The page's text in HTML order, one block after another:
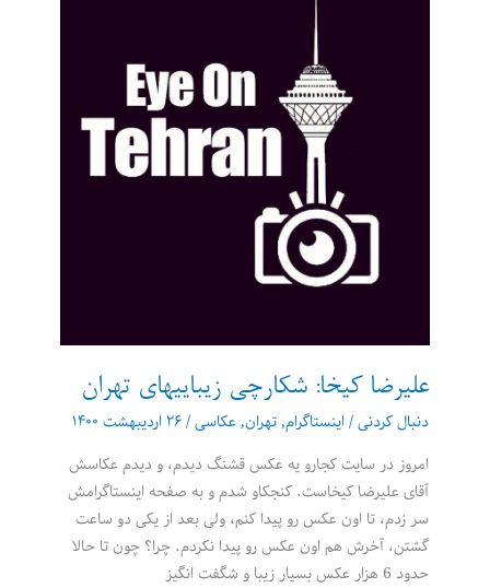
علیرضا کیخا: شکارچی زیباییهای تهران
دنبال کردنی/اینستاگرام,تهران, عکاسی/۲۶ اردیبهشت ۱۴۰۰
امروز در سایت کجارو یه عکس قشنگ دیدم، و دیدم عکاسش
آقای علیرضا کیخاست. کنجکاو شدم و به صفحه اینستاگرامش
سر زدم، تا اون عکس رو پیدا کنم، ولی بعد از یکی دو ساعت
گشتن، آخرش هم اون عکس رو پیدا نکردم. چرا؟ چون تا حالا
حدود 6 هزار عکس بسیار زیبا و شگفت انگیز